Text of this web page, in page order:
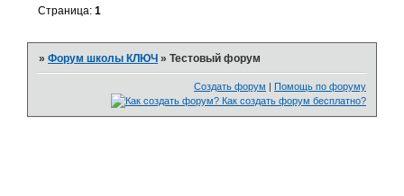
Страница:1
»Форум школы КЛЮЧ »Тестовый форум
Создать форум Помощь по форуму